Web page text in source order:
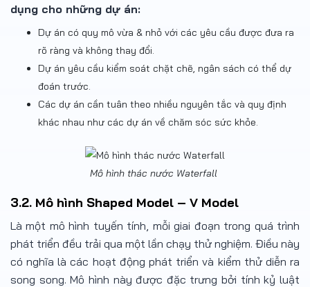
dụng cho những dự án:
Dự án có quy mô vừa & nhỏ với các yêu cầu được đưa ra
rõ ràng và không thay đổi.
Dự án yêu cầu kiểm soát chặt chẽ, ngân sách có thể dự
đoán trước.
Các dự án cần tuân theo nhiều nguyên tắc và quy định
khác nhau như các dự án về chăm sóc sức khỏe.
Mô hình thác nước Waterfall
3.2. Mô hình Shaped Model – V Model
Là một mô hình tuyến tính, mỗi giai đoạn trong quá trình
phát triển đều trải qua một lần chạy thử nghiệm. Điều này
có nghĩa là các hoạt động phát triển và kiểm thử diễn ra
song song. Mô hình này được đặc trưng bởi tính kỷ luật